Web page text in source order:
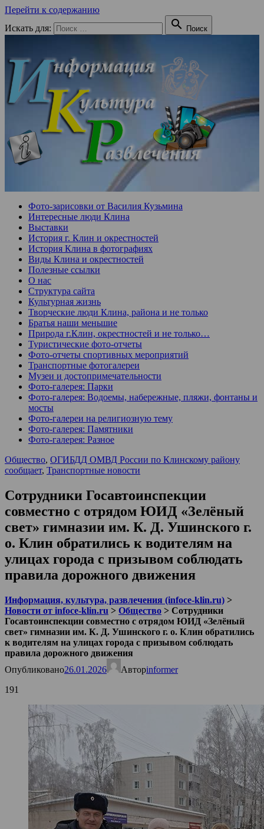
Перейти к содержанию
Искать для:
 Поиск
Фото-зарисовки от Василия Кузьмина
Интересные люди Клина
Выставки
История г. Клин и окрестностей
История Клина в фотографиях
Виды Клина и окрестностей
Полезные ссылки
О нас
Структура сайта
Культурная жизнь
Творческие люди Клина, района и не только
Братья наши меньшие
Природа г.Клин, окрестностей и не только…
Туристические фото-отчеты
Фото-отчеты спортивных мероприятий
Транспортные фотогалереи
Музеи и достопримечательности
Фото-галерея: Парки
Фото-галерея: Водоемы, набережные, пляжи, фонтаны и
мосты
Фото-галереи на религиозную тему
Фото-галерея: Памятники
Фото-галерея: Разное
Общество, ОГИБДД ОМВД России по Клинскому району
сообщает, Транспортные новости
Сотрудники Госавтоинспекции
совместно с отрядом ЮИД «Зелёный
свет» гимназии им. К. Д. Ушинского г.
о. Клин обратились к водителям на
улицах города с призывом соблюдать
правила дорожного движения
Информация, культура, развлечения (infoce-klin.ru) >
Новости от infoce-klin.ru > Общество > Сотрудники
Госавтоинспекции совместно с отрядом ЮИД «Зелёный
свет» гимназии им. К. Д. Ушинского г. о. Клин обратились
к водителям на улицах города с призывом соблюдать
правила дорожного движения
Опубликовано26.01.2026 Авторinformer
191